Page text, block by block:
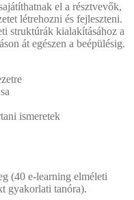
el a résztvevők,
létrehozni és fejleszteni.
struktúrák kialakításához a
át egészen a beépülésig.
ismeretek
(40 e-learning elméleti
gyakorlati tanóra).